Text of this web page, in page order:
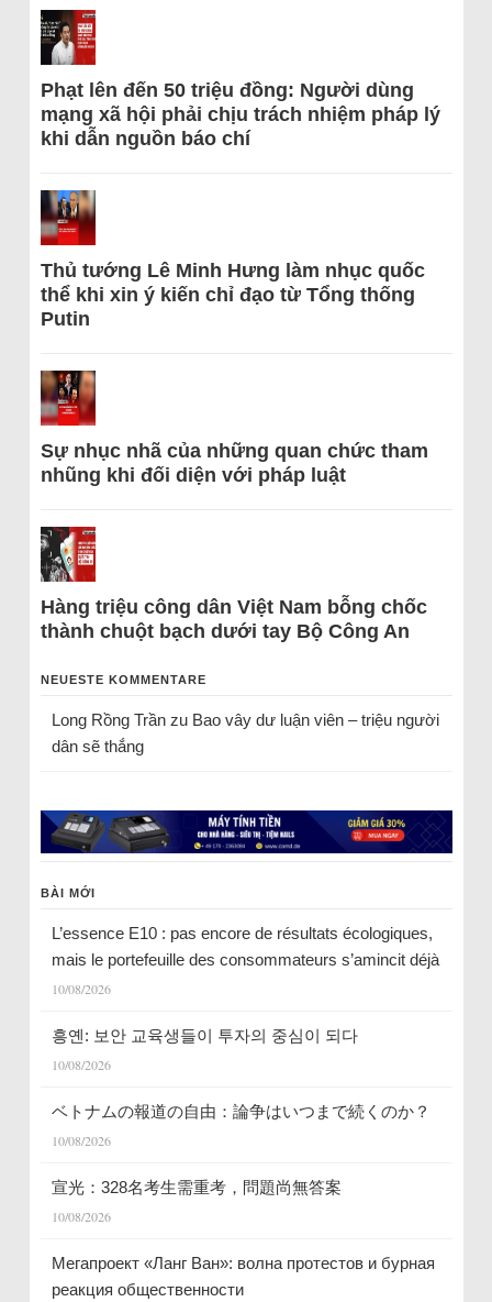
Phạt lên đến 50 triệu đồng: Người dùng
mạng xã hội phải chịu trách nhiệm pháp lý
khi dẫn nguồn báo chí
Thủ tướng Lê Minh Hưng làm nhục quốc
thể khi xin ý kiến chỉ đạo từ Tổng thống
Putin
Sự nhục nhã của những quan chức tham
nhũng khi đối diện với pháp luật
Hàng triệu công dân Việt Nam bỗng chốc
thành chuột bạch dưới tay Bộ Công An
NEUESTE KOMMENTARE
Long Rồng Trầnzu Bao vây dư luận viên – triệu người
dân sẽ thắng
BÀI MỚI
L’essence E10 : pas encore de résultats écologiques,
mais le portefeuille des consommateurs s’amincit déjà
10/08/2026
흥옌: 보안 교육생들이 투자의 중심이 되다
10/08/2026
ベトナムの報道の自由：論争はいつまで続くのか？
10/08/2026
宣光：328名考生需重考，問題尚無答案
10/08/2026
Мегапроект «Ланг Ван»: волна протестов и бурная
реакция общественности